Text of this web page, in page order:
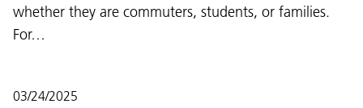
whether they are commuters, students, or families.
For…
03/24/2025